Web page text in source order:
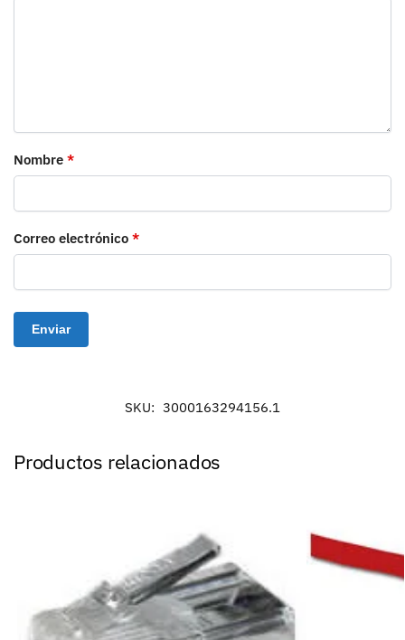
Nombre *
Correo electrónico *
SKU: 3000163294156.1
Productos relacionados